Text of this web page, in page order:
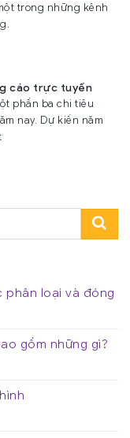
trong những kênh
cáo trực tuyến
phần ba chi tiêu
nay. Dự kiến năm
phân loại và đóng
gồm những gì?